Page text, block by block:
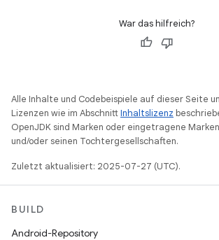
War das hilfreich?
Alle Inhalte und Codebeispiele auf dieser Seite
Lizenzen wie im AbschnittInhaltslizenz
OpenJDK sind Marken oder eingetragene
und/oder seinen Tochtergesellschaften.
Zuletzt aktualisiert: 2025-07-27 (UTC).
BUILD
Android-Repository